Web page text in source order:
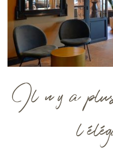
Il n’y a